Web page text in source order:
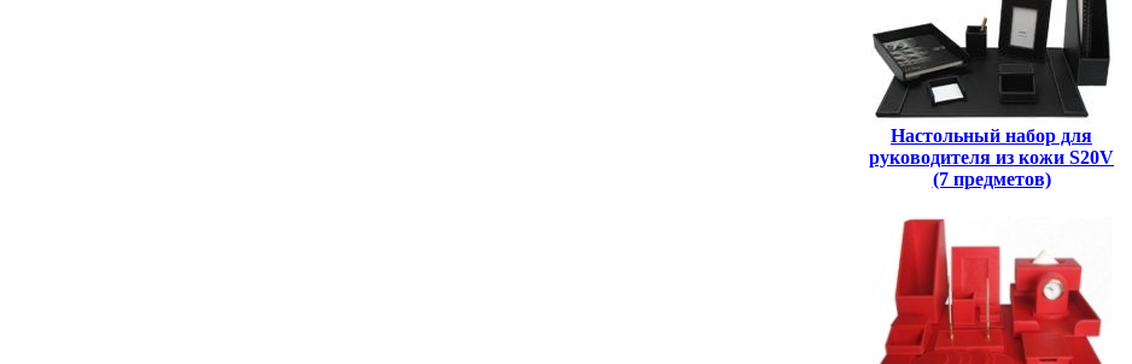
Настольный набор для
руководителя из кожи S20V
(7 предметов)